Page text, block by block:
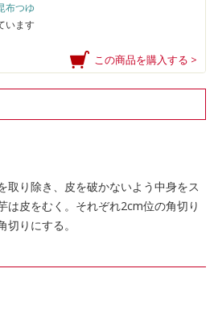
布つゆ
います
この商品を購入する >
取り除き、皮を破かないよう中身をス
は皮をむく。それぞれ2cm位の角切り
りにする。